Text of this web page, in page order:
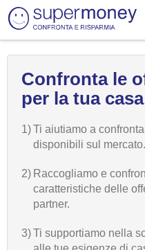
Confronta le
per la tua casa
1)Ti aiutiamo a
disponibili sul mercato.
2) Raccogliamo e
caratteristiche delle
partner.
3)Ti supportiamo nella